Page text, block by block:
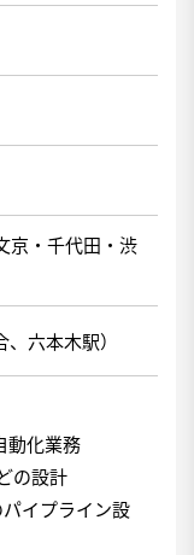
京・千代田・渋
六本木駅）
動化業務
の設計
イプライン設